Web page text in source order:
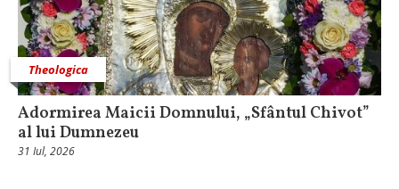
Theologica
Adormirea Maicii Domnului, „Sfântul Chivot”
al lui Dumnezeu
31 Iul, 2026